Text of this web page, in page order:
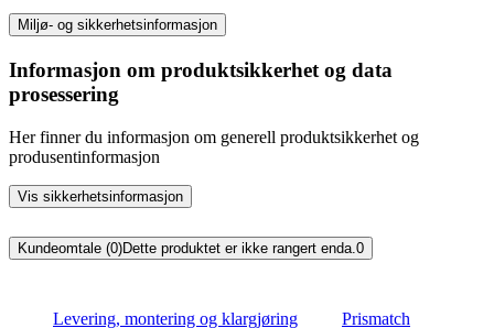
Miljø- og sikkerhetsinformasjon
Informasjon om produktsikkerhet og data
prosessering
Her finner du informasjon om generell produktsikkerhet og
produsentinformasjon
Vis sikkerhetsinformasjon
Kundeomtale (0)Dette produktet er ikke rangert enda. 0
Levering, montering og klargjøring
Prismatch